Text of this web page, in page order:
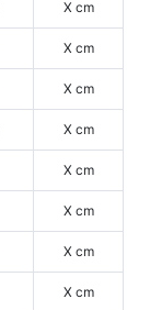
X cm
X cm
X cm
X cm
X cm
X cm
X cm
X cm